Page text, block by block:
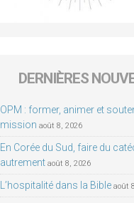
DERNIÈRES
OPM : former, animer et
mission août 8, 2026
En Corée du Sud, faire du
autrement août 8, 2026
L’hospitalité dans la Bible août